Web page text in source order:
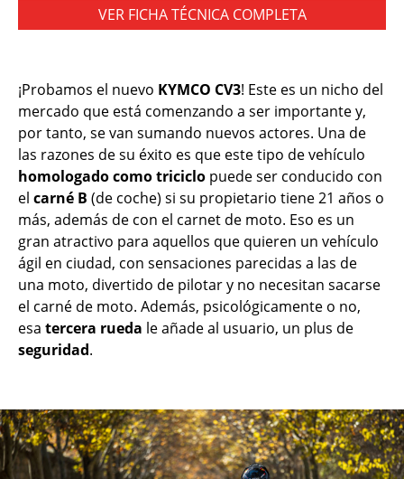
VER FICHA TÉCNICA COMPLETA
¡Probamos el nuevo KYMCO CV3! Este es un nicho del
mercado que está comenzando a ser importante y,
por tanto, se van sumando nuevos actores. Una de
las razones de su éxito es que este tipo de vehículo
homologado como triciclo puede ser conducido con
el carné B (de coche) si su propietario tiene 21 años o
más, además de con el carnet de moto. Eso es un
gran atractivo para aquellos que quieren un vehículo
ágil en ciudad, con sensaciones parecidas a las de
una moto, divertido de pilotar y no necesitan sacarse
el carné de moto. Además, psicológicamente o no,
esa tercera rueda le añade al usuario, un plus de
seguridad.